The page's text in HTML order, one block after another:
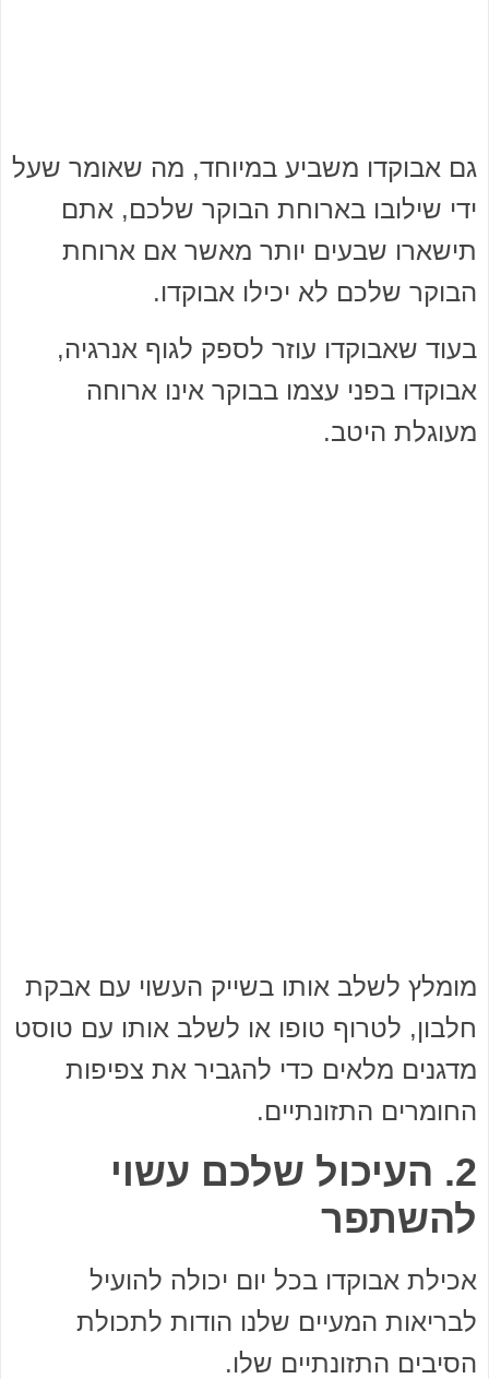
גם אבוקדו משביע במיוחד, מה שאומר שעל
ידי שילובו בארוחת הבוקר שלכם, אתם
תישארו שבעים יותר מאשר אם ארוחת
הבוקר שלכם לא יכילו אבוקדו.
בעוד שאבוקדו עוזר לספק לגוף אנרגיה,
אבוקדו בפני עצמו בבוקר אינו ארוחה
מעוגלת היטב.
מומלץ לשלב אותו בשייק העשוי עם אבקת
חלבון, לטרוף טופו או לשלב אותו עם טוסט
מדגנים מלאים כדי להגביר את צפיפות
החומרים התזונתיים.
2. העיכול שלכם עשוי
להשתפר
אכילת אבוקדו בכל יום יכולה להועיל
לבריאות המעיים שלנו הודות לתכולת
הסיבים התזונתיים שלו.